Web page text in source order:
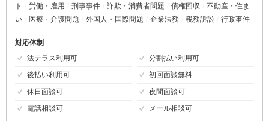
ト
労働・雇用 刑事事件 詐欺・消費者問題 債権回収
不動産・住ま
い
医療・介護問題 外国人・国際問題 企業法務 税務訴訟 行政事件
対応体制
法テラス利用可
分割払い利用可
後払い利用可
初回面談無料
休日面談可
夜間面談可
電話相談可
メール相談可